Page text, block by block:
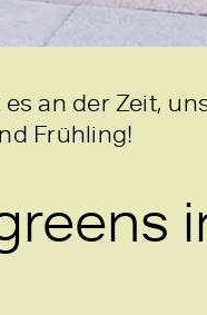
an der Zeit,
Frühling!